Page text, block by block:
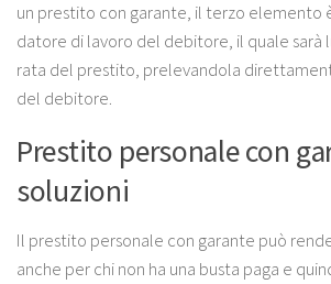
un prestito con garante, il terzo elemento
datore di lavoro del debitore, il quale sarà
rata del prestito, prelevandola
del debitore.
Prestito personale con
soluzioni
Il prestito personale con garante può
anche per chi non ha una busta paga e